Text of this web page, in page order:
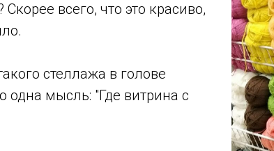
всего, что это красиво,
стеллажа в голове
одна мысль: "Где витрина с